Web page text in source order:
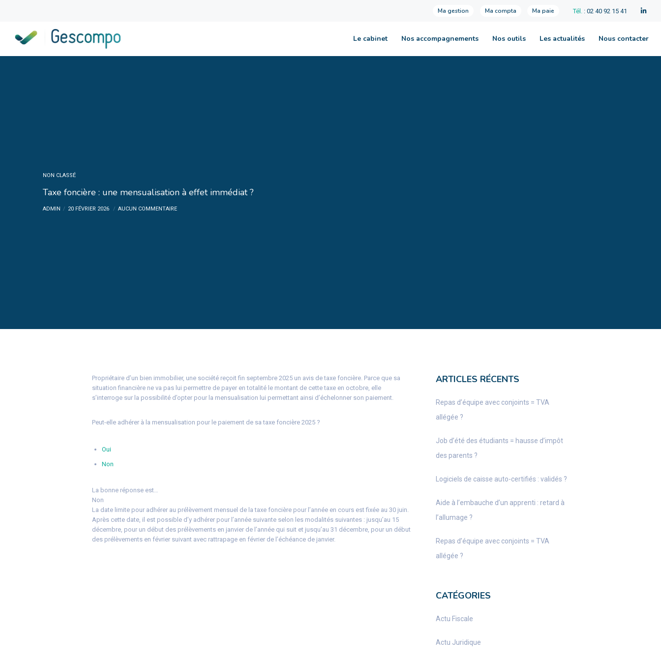
Ma gestion Ma compta Ma paie Tél. : 02 40 92 15 41
Le cabinet Nos accompagnements Nos outils Les actualités Nous contacter
NON CLASSÉ
Taxe foncière : une mensualisation à effet immédiat ?
ADMIN 20 FÉVRIER 2026 AUCUN COMMENTAIRE
Propriétaire d’un bien immobilier, une société reçoit fin septembre 2025 un avis de taxe foncière. Parce que sa
situation financière ne va pas lui permettre de payer en totalité le montant de cette taxe en octobre, elle
s’interroge sur la possibilité d’opter pour la mensualisation lui permettant ainsi d’échelonner son paiement.
Peut-elle adhérer à la mensualisation pour le paiement de sa taxe foncière 2025 ?
Oui
Non
La bonne réponse est…
Non
La date limite pour adhérer au prélèvement mensuel de la taxe foncière pour l’année en cours est fixée au 30 juin.
Après cette date, il est possible d’y adhérer pour l’année suivante selon les modalités suivantes : jusqu’au 15
décembre, pour un début des prélèvements en janvier de l’année qui suit et jusqu’au 31 décembre, pour un début
des prélèvements en février suivant avec rattrapage en février de l’échéance de janvier.
ARTICLES RÉCENTS
Repas d’équipe avec conjoints = TVA
allégée ?
Job d’été des étudiants = hausse d’impôt
des parents ?
Logiciels de caisse auto-certifiés : validés ?
Aide à l’embauche d’un apprenti : retard à
l’allumage ?
Repas d’équipe avec conjoints = TVA
allégée ?
CATÉGORIES
Actu Fiscale
Actu Juridique